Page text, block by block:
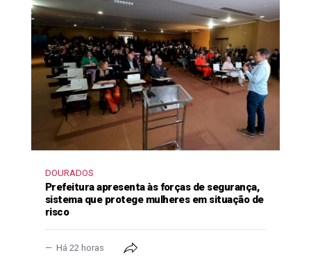
DOURADOS
Prefeitura apresenta às forças de segurança,
sistema que protege mulheres em situação de
risco
Há 22 horas